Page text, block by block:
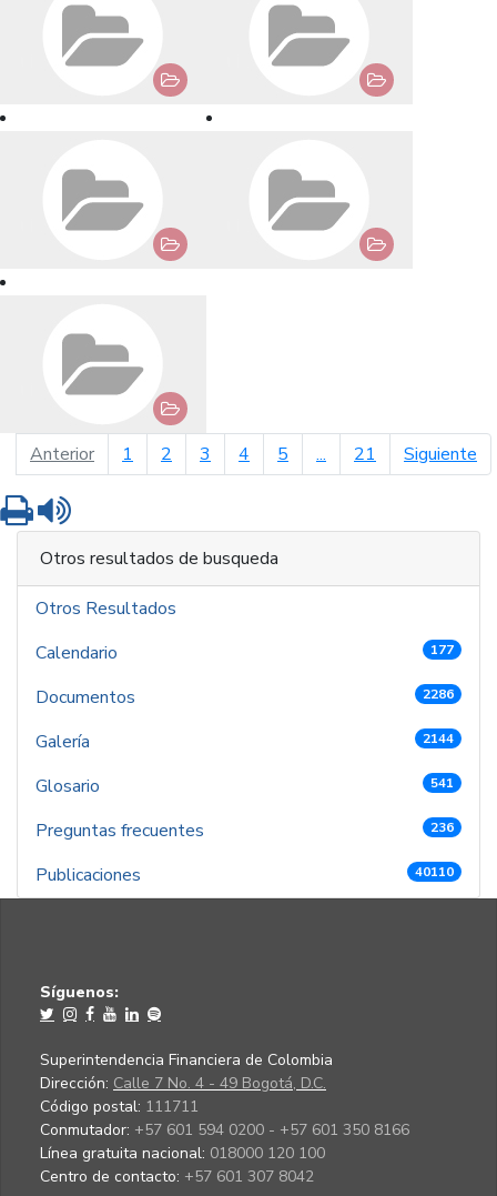
Anteriorpágina anterior
1 2 3 4 5 ... 21 Siguiente
Imprimir
Otros resultados de busqueda
Otros Resultados
Calendario
177
Documentos 2286
Galería 2144
Glosario 541
Preguntas frecuentes 236
Publicaciones 40110
Síguenos:
Superintendencia Financiera de Colombia
Dirección: Calle 7 No. 4 - 49 Bogotá, D.C.
Código postal: 111711
Conmutador: +57 601 594 0200 - +57 601 350 8166
Línea gratuita nacional: 018000 120 100
Centro de contacto: +57 601 307 8042